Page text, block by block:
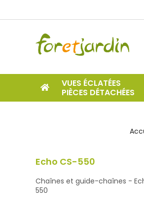
VUES ÉCLATÉES
PIÈCES DÉTACHÉES
Echo CS-550
Chaînes et guide-chaînes -
550